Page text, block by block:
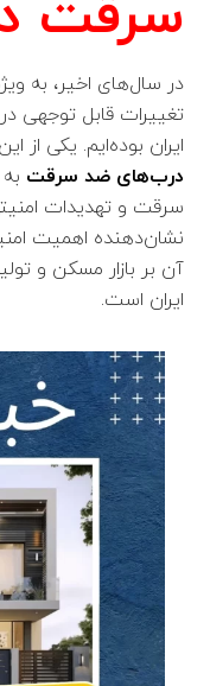
سرقت
تغییرات قابل توجهی
ایران بوده‌ایم. یکی از
درب‌های ضد سرقت
سرقت و تهدیدات
نشان‌دهنده اهمیت
آن بر بازار مسکن و
ایران است.